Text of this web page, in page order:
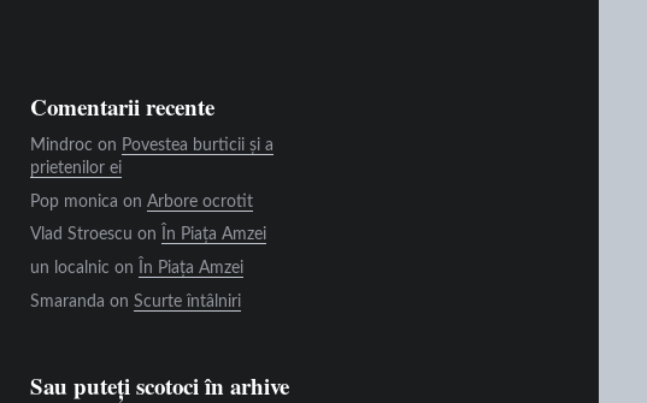
Comentarii recente
Mindroc on Povestea burticii și a
prietenilor ei
Pop monica on Arbore ocrotit
Vlad Stroescu on
În Piața Amzei
un localnic on
În Piața Amzei
Smaranda on Scurte întâlniri
Sau puteți scotoci în arhive